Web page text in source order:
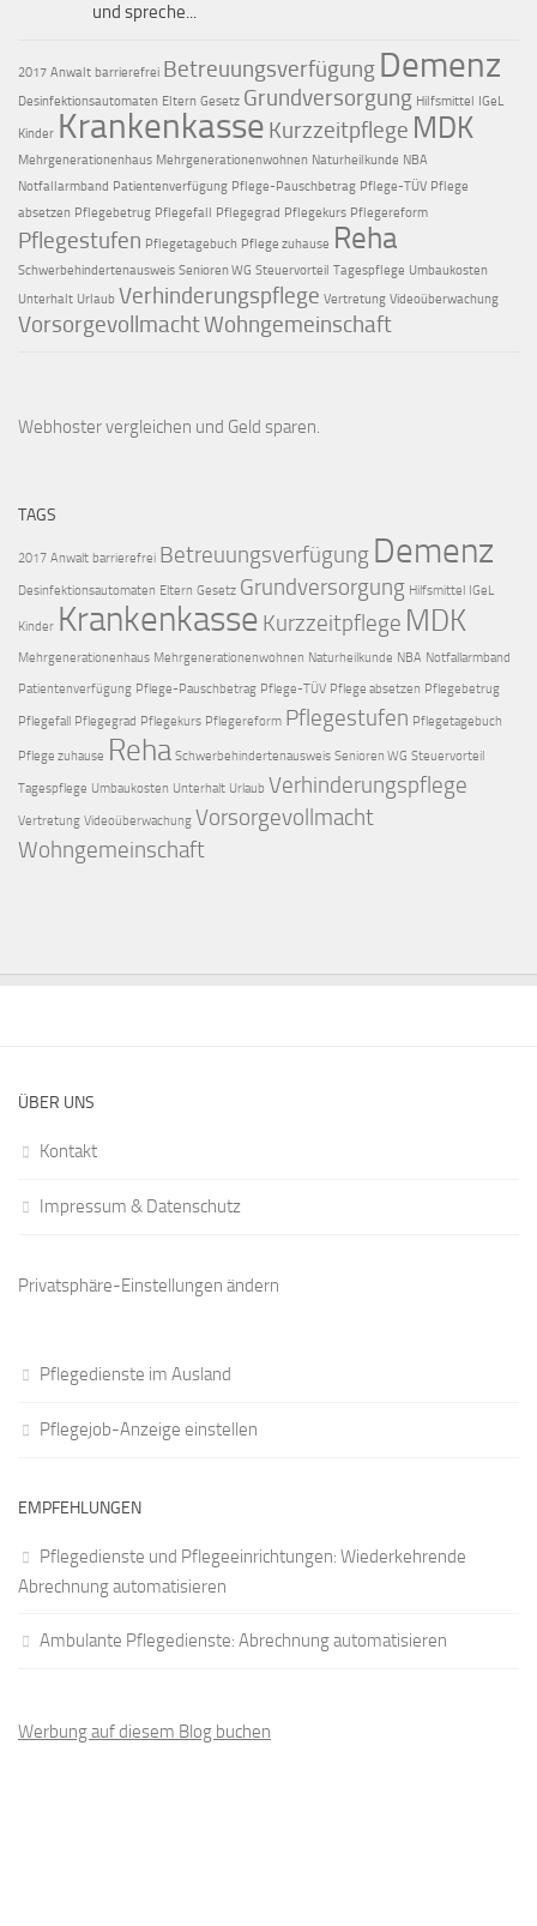
und spreche...
2017 Anwalt barrierefrei Betreuungsverfügung Demenz
Desinfektionsautomaten Eltern Gesetz Grundversorgung Hilfsmittel IGeL
Kinder Krankenkasse Kurzzeitpflege MDK
Mehrgenerationenhaus Mehrgenerationenwohnen Naturheilkunde NBA
Notfallarmband Patientenverfügung Pflege-Pauschbetrag Pflege-TÜV Pflege
absetzen Pflegebetrug Pflegefall Pflegegrad Pflegekurs Pflegereform
Pflegestufen Pflegetagebuch Pflege zuhause Reha
Schwerbehindertenausweis Senioren WG Steuervorteil Tagespflege Umbaukosten
Unterhalt Urlaub Verhinderungspflege Vertretung Videoüberwachung
VorsorgevollmachtWohngemeinschaft
Webhoster vergleichen und Geld sparen.
TAGS
2017 Anwalt barrierefrei Betreuungsverfügung Demenz
Desinfektionsautomaten Eltern Gesetz Grundversorgung Hilfsmittel IGeL
Kinder Krankenkasse Kurzzeitpflege MDK
Mehrgenerationenhaus Mehrgenerationenwohnen Naturheilkunde NBA Notfallarmband
Patientenverfügung Pflege-Pauschbetrag Pflege-TÜV Pflege absetzen Pflegebetrug
Pflegefall Pflegegrad Pflegekurs Pflegereform Pflegestufen Pflegetagebuch
Pflege zuhause Reha Schwerbehindertenausweis Senioren WG Steuervorteil
Tagespflege Umbaukosten Unterhalt Urlaub Verhinderungspflege
Vertretung Videoüberwachung Vorsorgevollmacht
Wohngemeinschaft
ÜBER UNS
Kontakt
Impressum & Datenschutz
Privatsphäre-Einstellungen ändern
Pflegedienste im Ausland
Pflegejob-Anzeige einstellen
EMPFEHLUNGEN
Pflegedienste und Pflegeeinrichtungen: Wiederkehrende
Abrechnung automatisieren
Ambulante Pflegedienste: Abrechnung automatisieren
Werbung auf diesem Blog buchen